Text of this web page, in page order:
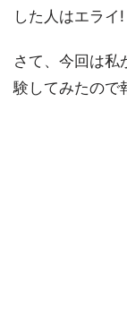
した人はエライ!
さて、今回は私
験してみたので